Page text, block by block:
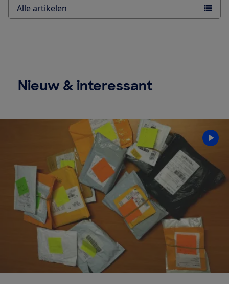
Alle artikelen
Nieuw & interessant